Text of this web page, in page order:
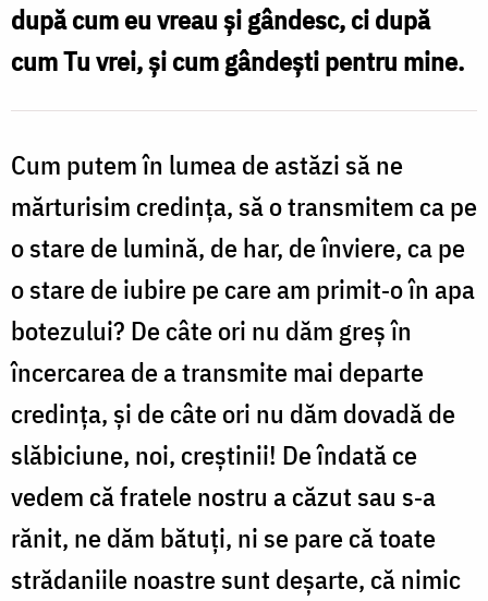
după cum eu vreau şi gândesc, ci după
cum Tu vrei, şi cum gândeşti pentru mine.
Cum putem în lumea de astăzi să ne
mărturisim credinţa, să o transmitem ca pe
o stare de lumină, de har, de înviere, ca pe
o stare de iubire pe care am primit‑o în apa
botezului? De câte ori nu dăm greş în
încercarea de a transmite mai departe
credinţa, şi de câte ori nu dăm dovadă de
slăbiciune, noi, creştinii! De îndată ce
vedem că fratele nostru a căzut sau s‑a
rănit, ne dăm bătuţi, ni se pare că toate
strădaniile noastre sunt deşarte, că nimic